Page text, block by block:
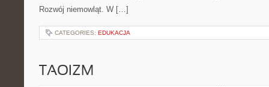
Rozwój niemowląt. W […]
CATEGORIES: EDUKACJA
TAOIZM